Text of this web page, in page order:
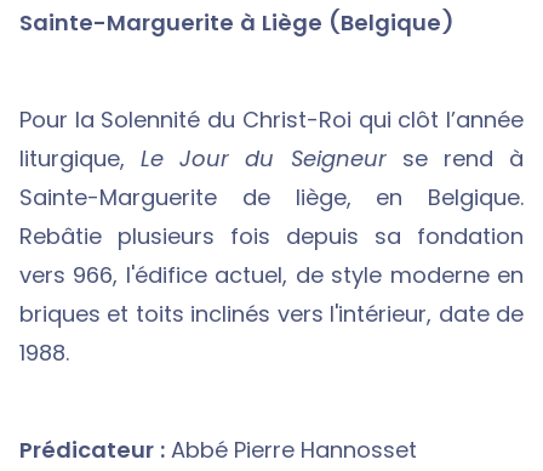
Sainte-Marguerite à Liège (Belgique)
Pour la Solennité du Christ-Roi qui clôt l’année
liturgique,Le Jour du Seigneurse rend à
Sainte-Marguerite de liège, en Belgique.
Rebâtie plusieurs fois depuis sa fondation
vers 966, l'édifice actuel, de style moderne en
briques et toits inclinés vers l'intérieur, date de
1988.
Prédicateur : Abbé Pierre Hannosset